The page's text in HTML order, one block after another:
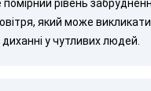
рівень
який може
у чутливих людей.